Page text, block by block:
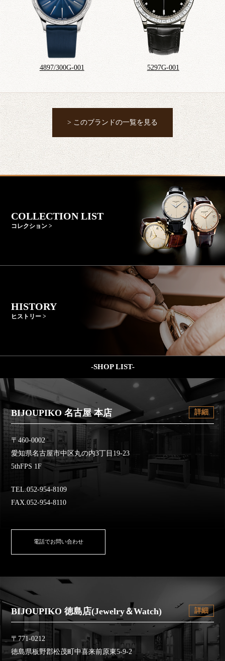
4897/300G-001 5297G-001
> このブランドの一覧を見る
COLLECTION LIST
コレクション >
HISTORY
ヒストリー >
-SHOP LIST-
BIJOUPIKO 名古屋 本店 詳細
〒460-0002
愛知県名古屋市中区丸の内3丁目19-23
5thFPS 1F
TEL.052-954-8109
FAX.052-954-8110
電話でお問い合わせ
BIJOUPIKO 徳島店(Jewelry＆Watch) 詳細
〒771-0212
徳島県板野郡松茂町中喜来前原東5-9-2